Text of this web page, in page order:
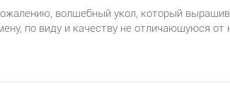
волшебный укол, который
по виду и качеству не отличающуюся